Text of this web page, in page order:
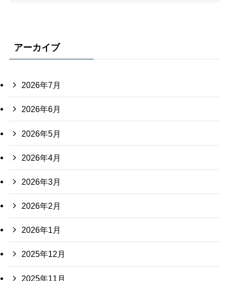
アーカイブ
2026年7月
2026年6月
2026年5月
2026年4月
2026年3月
2026年2月
2026年1月
2025年12月
2025年11月